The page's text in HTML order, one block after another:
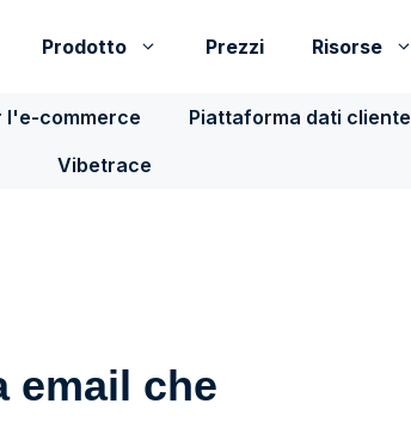
Prodotto Prezzi Risorse
l'e-commerce Piattaforma dati cliente
Vibetrace
email che